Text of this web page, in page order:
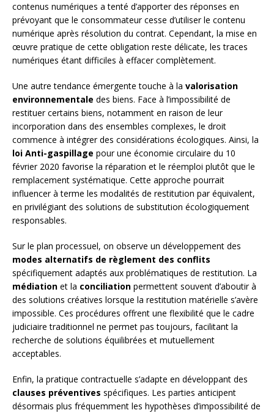
contenus numériques a tenté d’apporter des réponses en
prévoyant que le consommateur cesse d’utiliser le contenu
numérique après résolution du contrat. Cependant, la mise en
œuvre pratique de cette obligation reste délicate, les traces
numériques étant difficiles à effacer complètement.
Une autre tendance émergente touche à la valorisation
environnementale des biens. Face à l’impossibilité de
restituer certains biens, notamment en raison de leur
incorporation dans des ensembles complexes, le droit
commence à intégrer des considérations écologiques. Ainsi, la
loi Anti-gaspillage pour une économie circulaire du 10
février 2020 favorise la réparation et le réemploi plutôt que le
remplacement systématique. Cette approche pourrait
influencer à terme les modalités de restitution par équivalent,
en privilégiant des solutions de substitution écologiquement
responsables.
Sur le plan processuel, on observe un développement des
modes alternatifs de règlement des conflits
spécifiquement adaptés aux problématiques de restitution. La
médiation et la conciliation permettent souvent d’aboutir à
des solutions créatives lorsque la restitution matérielle s’avère
impossible. Ces procédures offrent une flexibilité que le cadre
judiciaire traditionnel ne permet pas toujours, facilitant la
recherche de solutions équilibrées et mutuellement
acceptables.
Enfin, la pratique contractuelle s’adapte en développant des
clauses préventives spécifiques. Les parties anticipent
désormais plus fréquemment les hypothèses d’impossibilité de